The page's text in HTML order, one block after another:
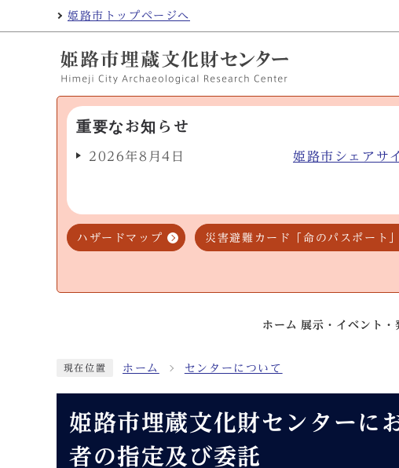
姫路市トップページへ
重要なお知らせ
2026年8月4日 姫路市シェアサ
ハザードマップ 災害避難カード「命のパスポート」
ホーム 展示・イベント・
現在位置 ホーム センターについて
姫路市埋蔵文化財センターに
者の指定及び委託